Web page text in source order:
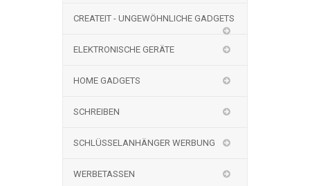
CREATEIT - UNGEWÖHNLICHE GADGETS
ELEKTRONISCHE GERÄTE
HOME GADGETS
SCHREIBEN
SCHLÜSSELANHÄNGER WERBUNG
WERBETASSEN